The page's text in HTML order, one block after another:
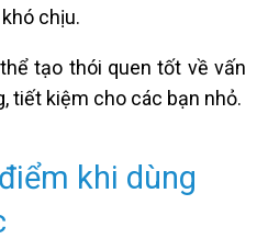
chịu.
tạo thói quen tốt về vấn
tiết kiệm cho các bạn nhỏ.
khi dùng